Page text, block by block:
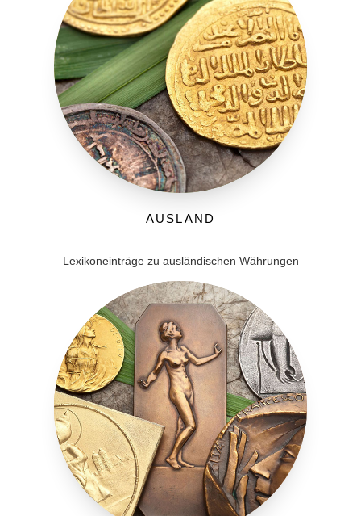
Ausland
Lexikoneinträge zu ausländischen Währungen